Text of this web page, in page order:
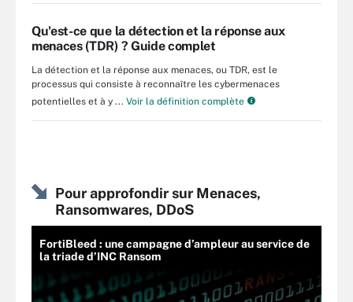
Qu'est-ce que la détection et la réponse aux
menaces (TDR) ? Guide complet
La détection et la réponse aux menaces, ou TDR, est le
processus qui consiste à reconnaître les cybermenaces
potentielles et à y ... Voir la définition complète
Pour approfondir sur Menaces,
Ransomwares, DDoS
FortiBleed : une campagne d’ampleur au service de
la triade d’INC Ransom